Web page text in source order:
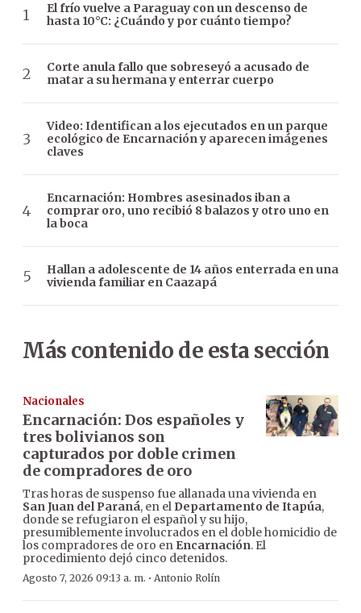
El frío vuelve a Paraguay con un descenso de
hasta 10°C: ¿Cuándo y por cuánto tiempo?
Corte anula fallo que sobreseyó a acusado de
matar a su hermana y enterrar cuerpo
Video: Identifican a los ejecutados en un parque
ecológico de Encarnación y aparecen imágenes
claves
Encarnación: Hombres asesinados iban a
comprar oro, uno recibió 8 balazos y otro uno en
la boca
Hallan a adolescente de 14 años enterrada en una
vivienda familiar en Caazapá
Más contenido de esta sección
Nacionales
Encarnación: Dos españoles y
tres bolivianos son
capturados por doble crimen
de compradores de oro
Tras horas de suspenso fue allanada una vivienda en
San Juan del Paraná, en el Departamento de Itapúa,
donde se refugiaron el español y su hijo,
presumiblemente involucrados en el doble homicidio de
los compradores de oro en Encarnación. El
procedimiento dejó cinco detenidos.
Agosto 7, 2026 09:13 a. m. · Antonio Rolín